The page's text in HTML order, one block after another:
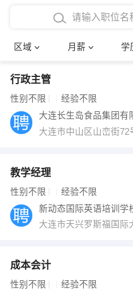
区域 月薪 学
4000-5000元
8000-12000元
12000-20000元
博士
文员
财务会计
网络IT
快递员
收银员
出纳
行政主管
性别不限 经验不限
大连长生岛食品集团有
大连市中山区山峦街72
教学经理
性别不限 经验不限
新动态国际英语培训学
大连市天兴罗斯福国
成本会计
性别不限 经验不限